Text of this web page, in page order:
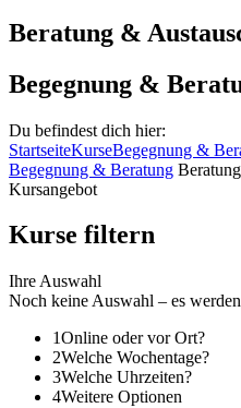
Beratung &
Begegnung &
Du befindest dich hier:
StartseiteKurseBegegnung &
Begegnung & Beratung
Kursangebot
Kurse filtern
Ihre Auswahl
Noch keine Auswahl – es
1Online oder vor Ort?
2Welche Wochentage?
3Welche Uhrzeiten?
4Weitere Optionen